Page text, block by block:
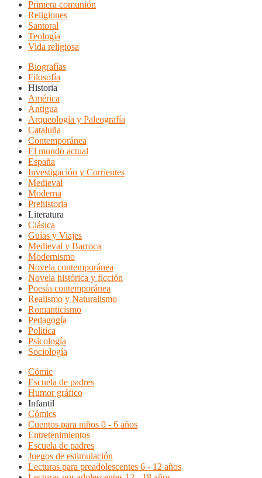
Primera comunión
Religiones
Santoral
Teología
Vida religiosa
Biografías
Filosofía
Historia
América
Antigua
Arqueología y Paleografía
Cataluña
Contemporánea
El mundo actual
España
Investigación y Corrientes
Medieval
Moderna
Prehistoria
Literatura
Clásica
Guías y Viajes
Medieval y Barroca
Modernismo
Novela contemporánea
Novela histórica y ficción
Poesía contemporánea
Realismo y Naturalismo
Romanticismo
Pedagogía
Política
Psicología
Sociología
Cómic
Escuela de padres
Humor gráfico
Infantil
Cómics
Cuentos para niños 0 - 6 años
Entretenimientos
Escuela de padres
Juegos de estimulación
Lecturas para preadolescentes 6 - 12 años